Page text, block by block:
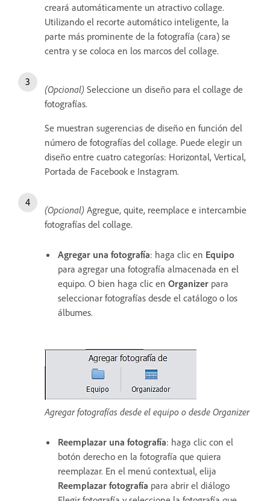
creará automáticamente un atractivo collage.
Utilizando el recorte automático inteligente, la
parte más prominente de la fotografía (cara) se
centra y se coloca en los marcos del collage.
(Opcional) Seleccione un diseño para el collage de
fotografías.
Se muestran sugerencias de diseño en función del
número de fotografías del collage. Puede elegir un
diseño entre cuatro categorías: Horizontal, Vertical,
Portada de Facebook e Instagram.
(Opcional) Agregue, quite, reemplace e intercambie
fotografías del collage.
Agregar una fotografía: haga clic en Equipo
para agregar una fotografía almacenada en el
equipo. O bien haga clic en Organizer para
seleccionar fotografías desde el catálogo o los
álbumes.
Agregar fotografías desde el equipo o desde Organizer
Reemplazar una fotografía: haga clic con el
botón derecho en la fotografía que quiera
reemplazar. En el menú contextual, elija
Reemplazar fotografía para abrir el diálogo